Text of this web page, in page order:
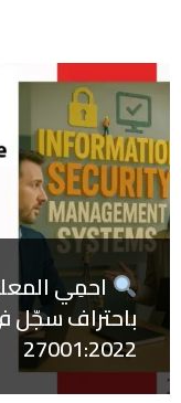
احمِي
27001:2022